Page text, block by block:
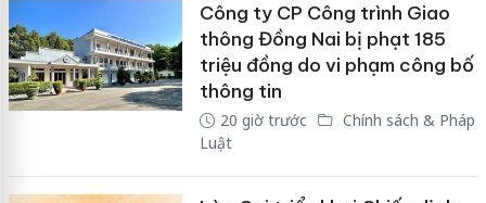
Công ty CP Công trình Giao
thông Đồng Nai bị phạt 185
triệu đồng do vi phạm công bố
thông tin
20 giờ trước
Chính sách & Pháp
Luật